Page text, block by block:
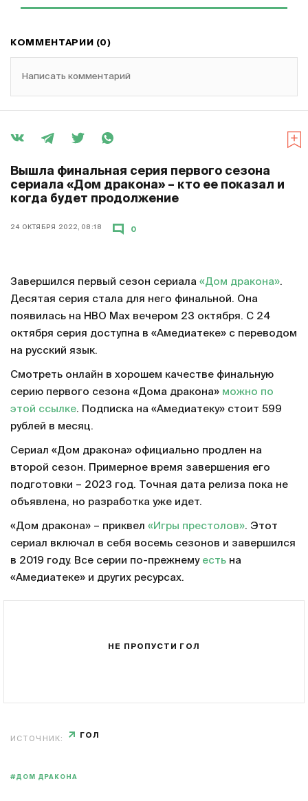
КОММЕНТАРИИ (0)
Написать комментарий
Вышла финальная серия первого сезона
сериала «Дом дракона» – кто ее показал и
когда будет продолжение
24 ОКТЯБРЯ 2022, 08:18 0
Завершился первый сезон сериала «Дом дракона».
Десятая серия стала для него финальной. Она
появилась на HBO Max вечером 23 октября. С 24
октября серия доступна в «Амедиатеке» с переводом
на русский язык.
Смотреть онлайн в хорошем качестве финальную
серию первого сезона «Дома дракона» можно по
этой ссылке. Подписка на «Амедиатеку» стоит 599
рублей в месяц.
Сериал «Дом дракона» официально продлен на
второй сезон. Примерное время завершения его
подготовки – 2023 год. Точная дата релиза пока не
объявлена, но разработка уже идет.
«Дом дракона» – приквел «Игры престолов». Этот
сериал включал в себя восемь сезонов и завершился
в 2019 году. Все серии по-прежнему есть на
«Амедиатеке» и других ресурсах.
НЕ ПРОПУСТИ ГОЛ
ИСТОЧНИК: ГОЛ
#ДОМ ДРАКОНА